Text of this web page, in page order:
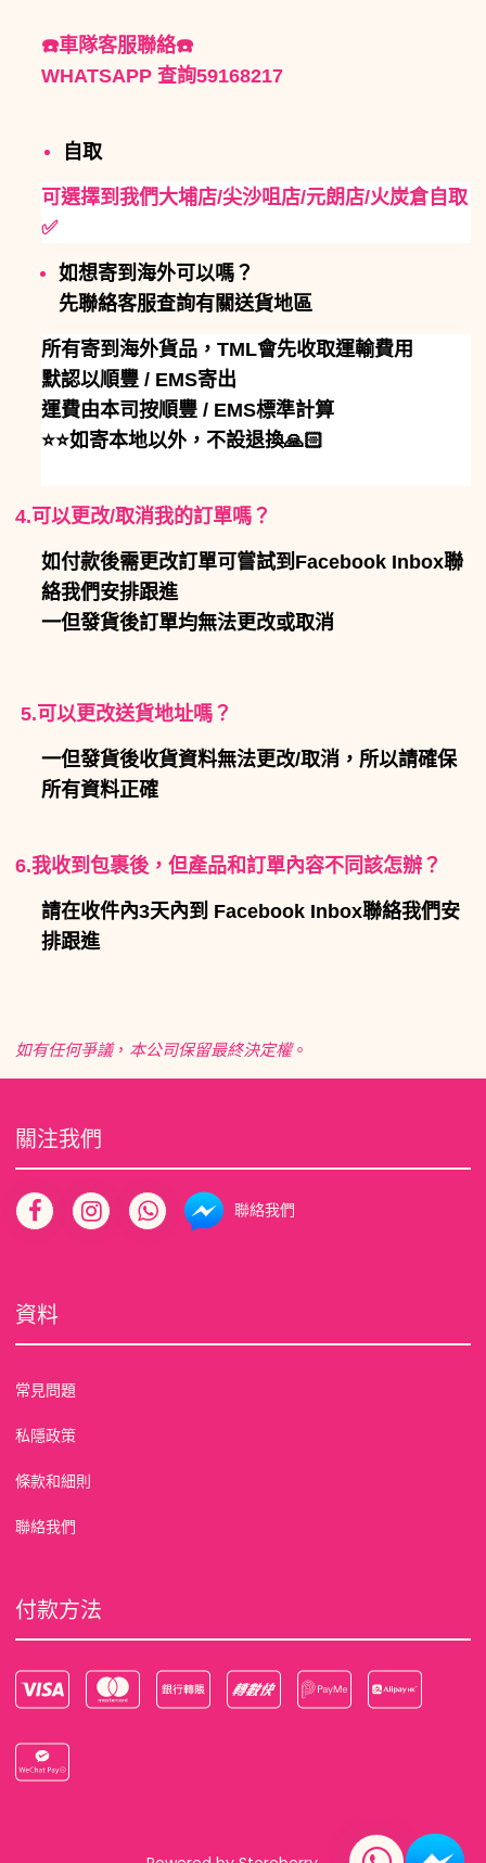
☎️車隊客服聯絡☎️
WHATSAPP 查詢59168217
自取
可選擇到我們大埔店/尖沙咀店/元朗店/火炭倉自取
✅
如想寄到海外可以嗎？
先聯絡客服查詢有關送貨地區
所有寄到海外貨品，TML會先收取運輸費用
默認以順豐 / EMS寄出
運費由本司按順豐 / EMS標準計算
⭐️⭐️如寄本地以外，不設退換🙏🏻
4.可以更改/取消我的訂單嗎？
如付款後需更改訂單可嘗試到Facebook Inbox聯
絡我們安排跟進
一但發貨後訂單均無法更改或取消
5.可以更改送貨地址嗎？
一但發貨後收貨資料無法更改/取消，所以請確保
所有資料正確
6.我收到包裹後，但產品和訂單內容不同該怎辦？
請在收件內3天內到 Facebook Inbox聯絡我們安
排跟進
如有任何爭議， 本公司保留最終決定權。
關注我們
聯絡我們
資料
常見問題
私隱政策
條款和細則
聯絡我們
付款方法